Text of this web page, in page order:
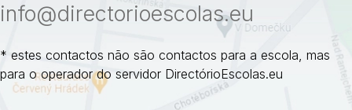
info@directorioescolas.eu
* estes contactos não são contactos para a escola, mas
para o operador do servidor DirectórioEscolas.eu